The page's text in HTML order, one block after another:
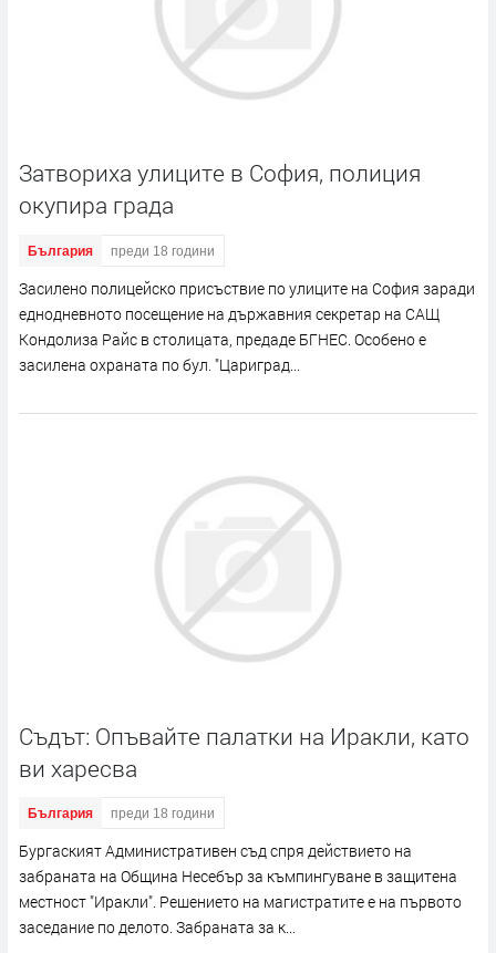
Затвориха улиците в София, полиция
окупира града
България преди 18 години
Засилено полицейско присъствие по улиците на София заради
еднодневното посещение на държавния секретар на САЩ
Кондолиза Райс в столицата, предаде БГНЕС. Особено е
засилена охраната по бул. "Цариград...
Съдът: Опъвайте палатки на Иракли, като
ви харесва
България преди 18 години
Бургаският Административен съд спря действието на
забраната на Община Несебър за къмпингуване в защитена
местност "Иракли". Решението на магистратите е на първото
заседание по делото. Забраната за к...